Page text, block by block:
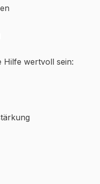
Hilfe wertvoll sein: